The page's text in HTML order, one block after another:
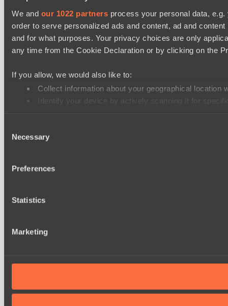
We and our 1022 partners process your personal data,
order to serve personalized ads and content, ad and
and for what purposes. Your privacy choices are only
any time from the Cookie Declaration or by clicking on the
If you allow, we would also like to:
Collect information about your geographical
Identify your device by actively scanning it for
We use cookies to personalise content and ads, to provide
their services.
Selection
Necessary
Preferences
Statistics
Marketing